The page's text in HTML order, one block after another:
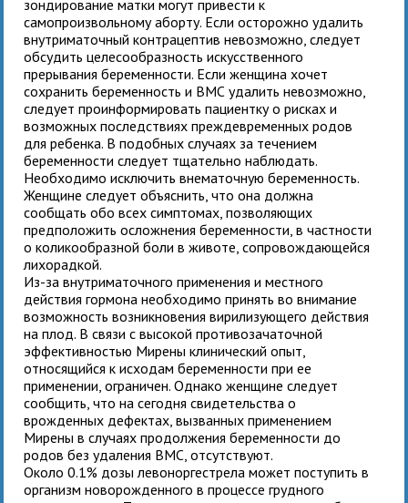
зондирование матки могут привести к
самопроизвольному аборту. Если осторожно удалить
внутриматочный контрацептив невозможно, следует
обсудить целесообразность искусственного
прерывания беременности. Если женщина хочет
сохранить беременность и ВМС удалить невозможно,
следует проинформировать пациентку о рисках и
возможных последствиях преждевременных родов
для ребенка. В подобных случаях за течением
беременности следует тщательно наблюдать.
Необходимо исключить внематочную беременность.
Женщине следует объяснить, что она должна
сообщать обо всех симптомах, позволяющих
предположить осложнения беременности, в частности
о коликообразной боли в животе, сопровождающейся
лихорадкой.
Из-за внутриматочного применения и местного
действия гормона необходимо принять во внимание
возможность возникновения вирилизующего действия
на плод. В связи с высокой противозачаточной
эффективностью Мирены клинический опыт,
относящийся к исходам беременности при ее
применении, ограничен. Однако женщине следует
сообщить, что на сегодня свидетельства о
врожденных дефектах, вызванных применением
Мирены в случаях продолжения беременности до
родов без удаления ВМС, отсутствуют.
Около 0.1% дозы левоноргестрела может поступить в
организм новорожденного в процессе грудного